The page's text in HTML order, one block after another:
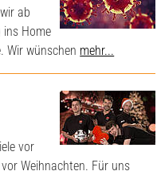
ab
Home
Wir wünschen mehr...
vor
Weihnachten. Für uns